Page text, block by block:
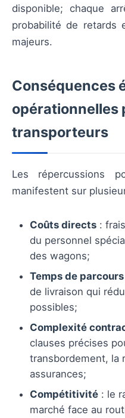
disponible; chaque
probabilité de retards
majeurs.
Conséquences
opérationnelles
transporteurs
Les répercussions
manifestent sur
Coûts directs :
du personnel
des wagons;
Temps de parcours
de livraison qui
possibles;
Complexité
clauses précises
transbordement, la
assurances;
Compétitivité : le
marché face au